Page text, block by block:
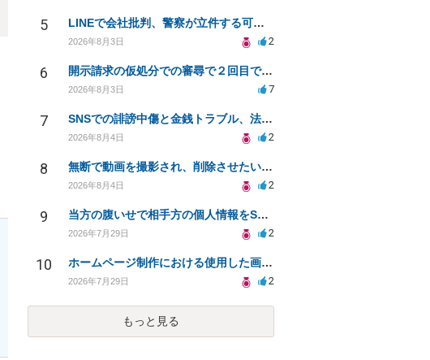
5 LINEで会社批判、警察が立件する可能性は？
2026年8月3日 2
6 開示請求の仮処分での審尋で２回目で終わらない場合どうしたらいいですか
2026年8月3日 7
7 SNSでの誹謗中傷と金銭トラブル、法的対応の相談
2026年8月4日 2
8 無断で動画を撮影され、削除させたいが連絡が返ってこない。
2026年8月4日 2
9 当方の腹いせで相手方の個人情報をSNSで晒してしまい名誉毀損させてしまったかもしれない
2026年7月29日 2
10 ホームページ制作における使用した画像や文章の著作権について
2026年7月29日 2
もっと見る